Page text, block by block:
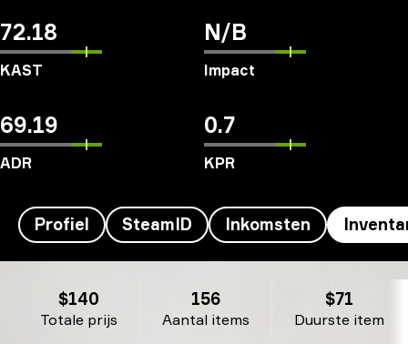
72.18
KAST
N/B
Impact
69.19
ADR
0.7
KPR
Profiel SteamID Inkomsten
Totale prijs
$140
Aantal items
156
Duurste item
$71